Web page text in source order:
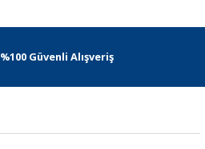
%100 Güvenli Alışveriş